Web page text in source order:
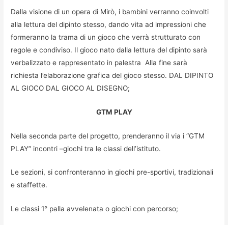
Dalla visione di un opera di Mirò, i bambini verranno coinvolti
alla lettura del dipinto stesso, dando vita ad impressioni che
formeranno la trama di un gioco che verrà strutturato con
regole e condiviso. Il gioco nato dalla lettura del dipinto sarà
verbalizzato e rappresentato in palestra Alla fine sarà
richiesta l’elaborazione grafica del gioco stesso. DAL DIPINTO
AL GIOCO DAL GIOCO AL DISEGNO;
GTM PLAY
Nella seconda parte del progetto, prenderanno il via i “GTM
PLAY” incontri –giochi tra le classi dell’istituto.
Le sezioni, si confronteranno in giochi pre-sportivi, tradizionali
e staffette.
Le classi 1° palla avvelenata o giochi con percorso;